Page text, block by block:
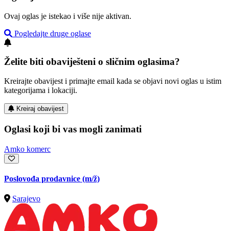
Ovaj oglas je istekao i više nije aktivan.
Pogledajte druge oglase
Želite biti obaviješteni o sličnim oglasima?
Kreirajte obavijest i primajte email kada se objavi novi oglas u istim
kategorijama i lokaciji.
Kreiraj obavijest
Oglasi koji bi vas mogli zanimati
Amko komerc
Poslovođa prodavnice (m/ž)
Sarajevo